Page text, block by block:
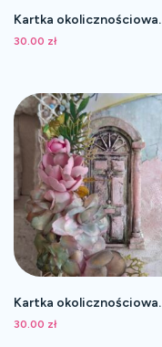
Kartka okolicznościowa.
30.00 zł
Kartka okolicznościowa.
30.00 zł